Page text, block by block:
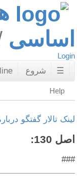
اساسی
Login
☰ شروع
Help
لینک تالار گفتگو درباره
اصل 130:
###